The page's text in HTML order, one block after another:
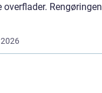
overflader. Rengøringen